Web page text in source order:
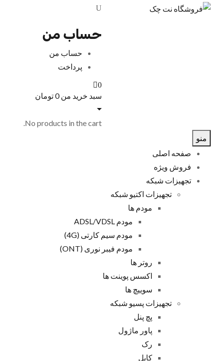
حساب من
حساب من
پرداخت
0
سبد خرید من0تومان
No products in the cart.
منو
صفحه اصلی
فروش ویژه
تجهیزات شبکه
تجهیزات اکتیو شبکه
مودم ها
مودم ADSL/VDSL
مودم سیم کارتی (4G)
مودم فیبر نوری (ONT)
روتر ها
اکسس پوینت ها
سوییچ ها
تجهیزات پسیو شبکه
پچ پنل
پاور ماژول
رک
کابل